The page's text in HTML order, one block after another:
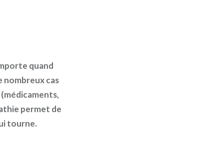
quand
nombreux cas
permet de
tourne.